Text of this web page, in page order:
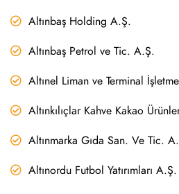
Altınbaş Holding A.Ş.
Altınbaş Petrol ve Tic. A.Ş.
Altınel Liman ve Terminal
Altınkılıçlar Kahve Kakao
Altınmarka Gıda San. Ve Tic.
Altınordu Futbol Yatırımları A.Ş.